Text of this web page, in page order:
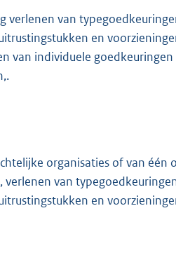
verlenen van
en
van individuele
organisaties of van één
verlenen van
en